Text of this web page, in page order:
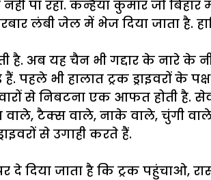
पा रहा. कन्हैया कुमार जो बिहार
लंबी जेल में भेज दिया जाता है.
अब यह चैन भी गद्दार के नारे के
पहले भी हालात ट्रक ड्राइवरों के
से निबटना एक आफत होती है.
वाले, टैक्स वाले, नाके वाले, चुंगी
से उगाही करते हैं.
जाता है कि ट्रक पहुंचाओ,